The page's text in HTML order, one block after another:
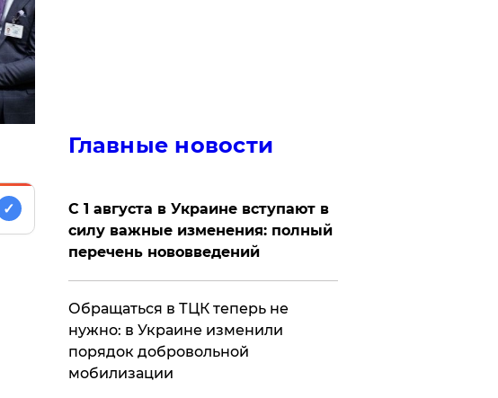
✓
Главные новости
С 1 августа в Украине вступают в
силу важные изменения: полный
перечень нововведений
Обращаться в ТЦК теперь не
нужно: в Украине изменили
порядок добровольной
мобилизации